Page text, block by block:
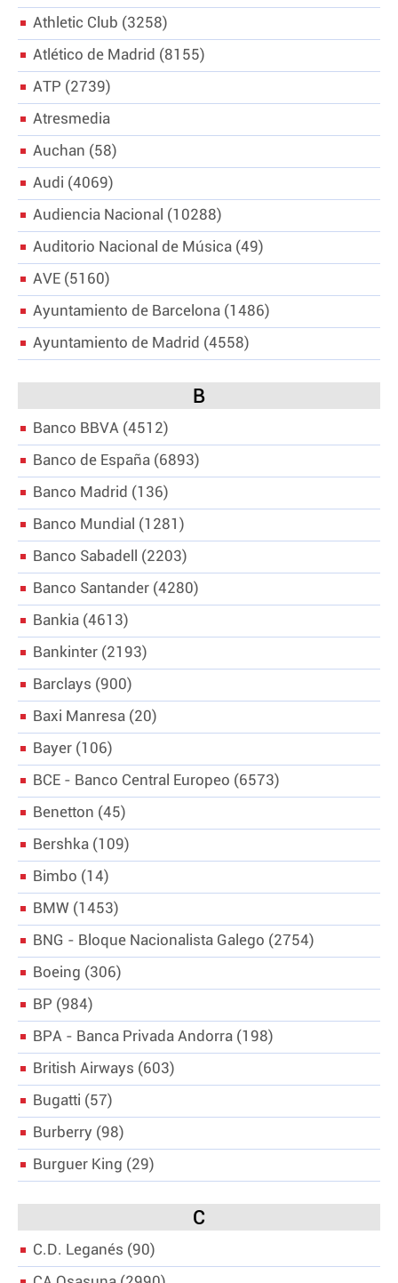
Athletic Club
3258
Atlético de Madrid
8155
ATP
2739
Atresmedia
Auchan
58
Audi
4069
Audiencia Nacional
10288
Auditorio Nacional de Música 49
AVE
5160
Ayuntamiento de Barcelona
1486
Ayuntamiento de Madrid
4558
B
Banco BBVA 4512
Banco de España
6893
Banco Madrid
136
Banco Mundial
1281
Banco Sabadell
2203
Banco Santander 4280
Bankia 4613
Bankinter
2193
Barclays
900
Baxi Manresa
20
Bayer
106
BCE - Banco Central Europeo
6573
Benetton
45
Bershka
109
Bimbo
14
BMW
1453
BNG - Bloque Nacionalista Galego
2754
Boeing
306
BP
984
BPA - Banca Privada Andorra
198
British Airways
603
Bugatti
57
Burberry
98
Burguer King
29
C
C.D. Leganés
90